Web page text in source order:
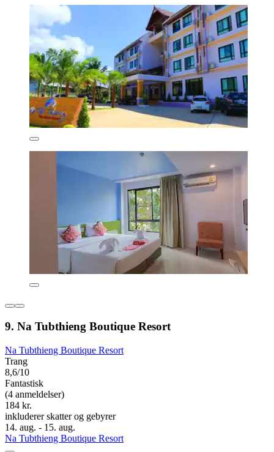
9. Na Tubthieng Boutique Resort
Na Tubthieng Boutique Resort
Trang
8,6/10
Fantastisk
(4 anmeldelser)
184 kr.
inkluderer skatter og gebyrer
14. aug. - 15. aug.
Na Tubthieng Boutique Resort